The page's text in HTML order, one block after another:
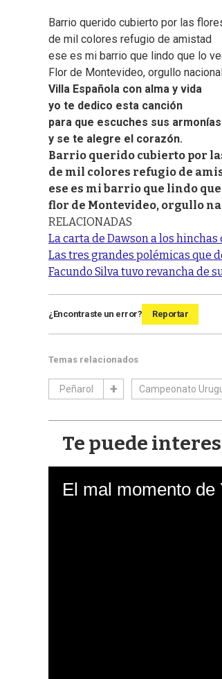
Barrio querido cubierto por las
de mil colores refugio de amistad
ese es mi barrio que lindo que lo
Flor de Montevideo, orgullo
Villa Española con alma y vida
yo te dedico esta canción
para que escuches sus armonías
y se te alegre el corazón.
Barrio querido cubierto por
de mil colores refugio de
ese es mi barrio que lindo
flor de Montevideo, orgullo
RELACIONADAS
La carta de Dawson a los
Las tres grandes polémicas que
Facundo Silva tuvo revancha de
¿Encontraste un error? Reportar
Temas relacionados
Peñarol Campeonato
Te puede